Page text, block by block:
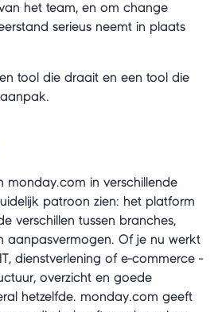
het team, en om change
serieus neemt in plaats
tool die draait en een tool die
monday.com in verschillende
patroon zien: het platform
verschillen tussen branches,
aanpasvermogen. Of je nu werkt
dienstverlening of e-commerce -
overzicht en goede
hetzelfde. monday.com geeft